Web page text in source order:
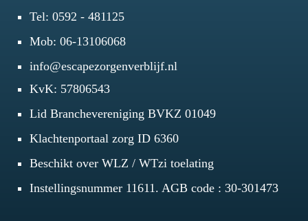
Tel: 0592 - 481125
Mob: 06-13106068
info@escapezorgenverblijf.nl
KvK: 57806543
Lid Branchevereniging BVKZ 01049
Klachtenportaal zorg ID 6360
Beschikt over WLZ / WTzi toelating
Instellingsnummer 11611. AGB code : 30-301473